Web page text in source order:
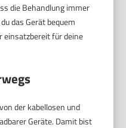
die Behandlung immer
das Gerät bequem
einsatzbereit für deine
der kabellosen und
Geräte. Damit bist